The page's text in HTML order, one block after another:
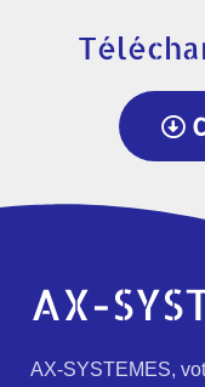
AX-
AX-SYSTEMES,